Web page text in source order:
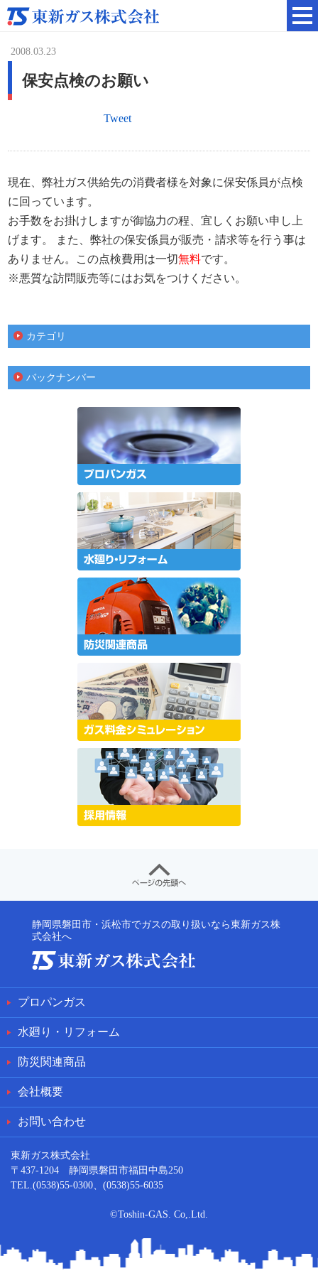
2008.03.23
保安点検のお願い
Tweet
現在、弊社ガス供給先の消費者様を対象に保安係員が点検
に回っています。
お手数をお掛けしますが御協力の程、宜しくお願い申し上
げます。 また、弊社の保安係員が販売・請求等を行う事は
ありません。この点検費用は一切無料です。
※悪質な訪問販売等にはお気をつけください。
カテゴリ
バックナンバー
静岡県磐田市・浜松市でガスの取り扱いなら東新ガス株
式会社へ
プロパンガス
水廻り・リフォーム
防災関連商品
会社概要
お問い合わせ
東新ガス株式会社
〒437-1204 静岡県磐田市福田中島250
TEL.(0538)55-0300、(0538)55-6035
©Toshin-GAS. Co,.Ltd.